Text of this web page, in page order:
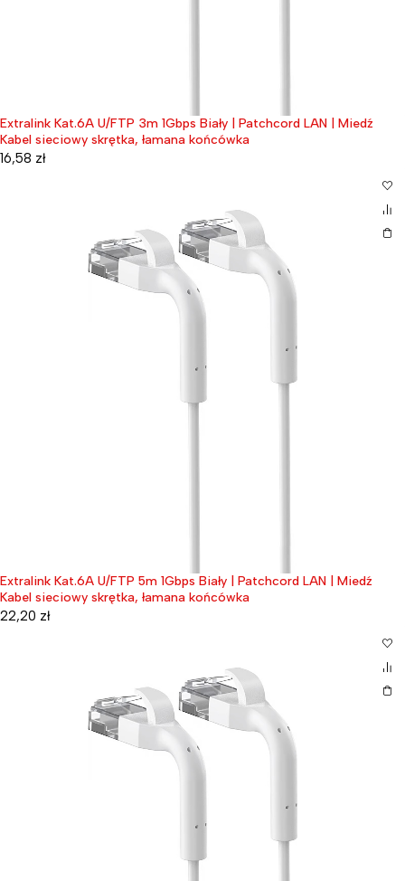
Extralink Kat.6A U/FTP 3m 1Gbps Biały | Patchcord LAN | Miedź
Kabel sieciowy skrętka, łamana końcówka
16,58 zł
Extralink Kat.6A U/FTP 5m 1Gbps Biały | Patchcord LAN | Miedź
Kabel sieciowy skrętka, łamana końcówka
22,20 zł